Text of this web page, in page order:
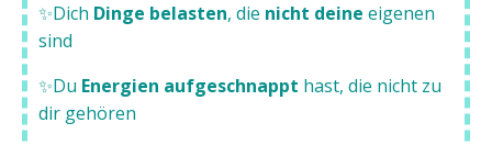
✨Dich Dinge belasten, die nicht deine eigenen
sind
✨Du Energien aufgeschnappt hast, die nicht zu
dir gehören